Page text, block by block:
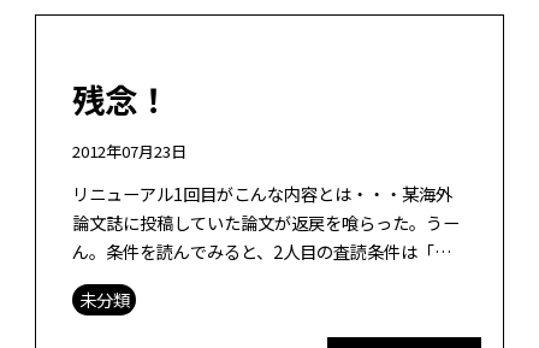
残念！
2012年07月23日
リニューアル1回目がこんな内容とは・・・某海外
論文誌に投稿していた論文が返戻を喰らった。うー
ん。条件を読んでみると、2人目の査読条件は「そ
っか・・・」と思えるのだが、1人目はこちらが立
てたResearch Questio […]
未分類